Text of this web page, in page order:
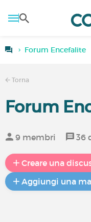
Forum Encefalite
Torna
Forum
9 membri 36
Creare una
Aggiungi una